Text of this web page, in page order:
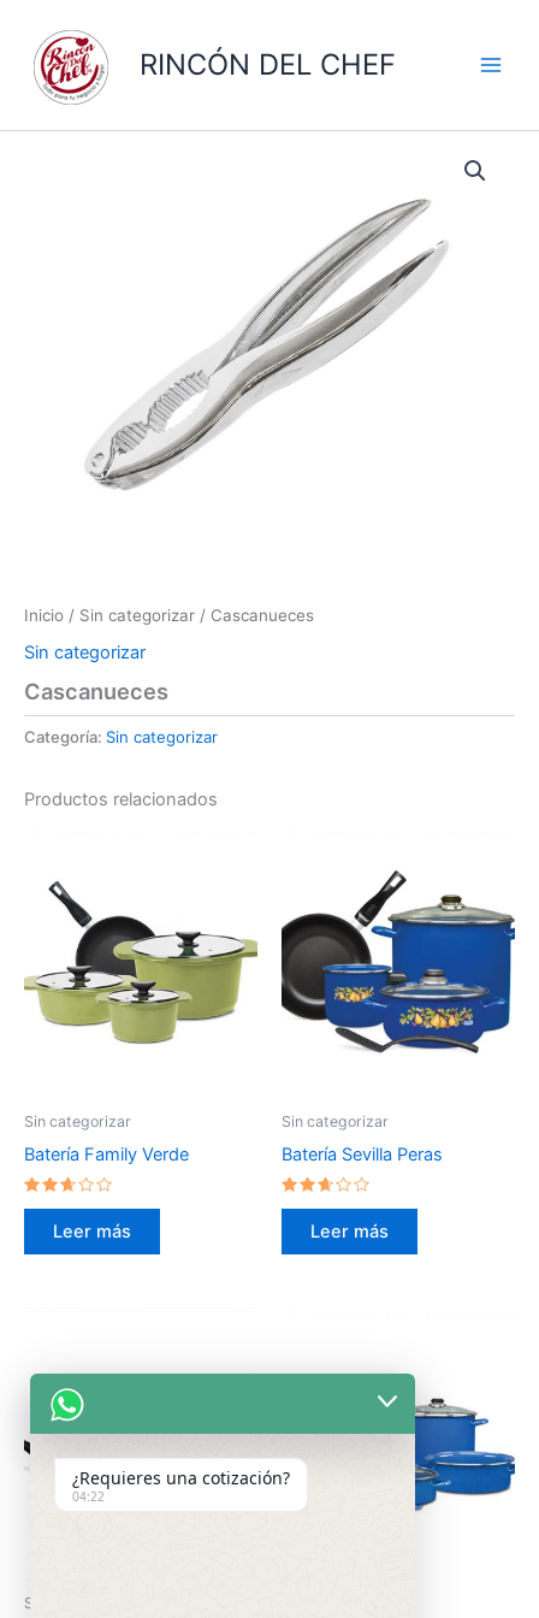
contenido
RINCÓN DEL CHEF
Inicio / Sin categorizar / Cascanueces
Sin categorizar
Cascanueces
Categoría: Sin categorizar
Productos relacionados
Sin categorizar
Batería Family Verde
Valorado
2.54Leer más
Sin categorizar
Batería Sevilla Peras
Valorado
2.50Leer más
Sin categorizar
¿Requieres una cotización?
04:22